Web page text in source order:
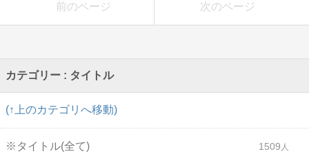
前のページ 次のページ
カテゴリー : タイトル
(↑上のカテゴリへ移動)
※タイトル(全て) 1509